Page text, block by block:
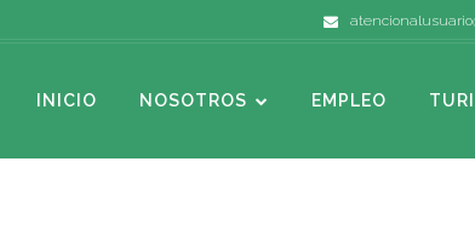
INICIO NOSOTROS EMPLEO